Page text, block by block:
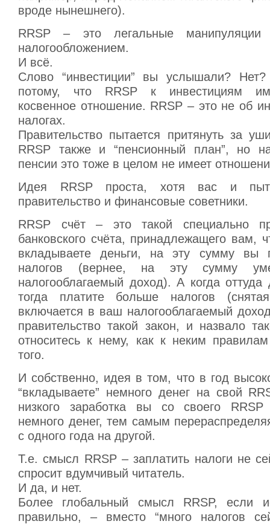
вроде нынешнего).
RRSP – это легальные
налогообложением.
И всё.
Слово “инвестиции” вы услышали?
потому, что RRSP к инвестициям
косвенное отношение. RRSP – это не об
налогах.
Правительство пытается притянуть за
RRSP также и “пенсионный план”, но
пенсии это тоже в целом не имеет
Идея RRSP проста, хотя вас и
правительство и финансовые советники.
RRSP счёт – это такой специально
банковского счёта, принадлежащего вам,
вкладываете деньги, на эту сумму вы
налогов (вернее, на эту сумму
налогооблагаемый доход). А когда оттуда
тогда платите больше налогов
включается в ваш налогооблагаемый
правительство такой закон, и назвало
относитесь к нему, как к неким
того.
И собственно, идея в том, что в год
“вкладываете” немного денег на свой
низкого заработка вы со своего RRSP
немного денег, тем самым
с одного года на другой.
Т.е. смысл RRSP – заплатить налоги не
спросит вдумчивый читатель.
И да, и нет.
Более глобальный смысл RRSP, если
правильно, – вместо “много налогов